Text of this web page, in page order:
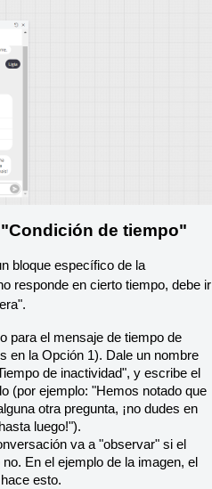
de tiempo"
bloque específico de la
responde en cierto tiempo, debe ir
para el mensaje de tiempo de
en la Opción 1). Dale un nombre
de inactividad", y escribe el
(por ejemplo: "Hemos notado que
otra pregunta, ¡no dudes en
luego!").
va a "observar" si el
En el ejemplo de la imagen, el
esto.